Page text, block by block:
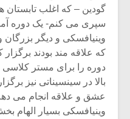
گودین – که اغلب تابستان
سپری می کنم- یک دوره
که علاقه مند بودند
دوره را برای مستر
بالا در سینسیناتی نیز
عشق و علاقه انجام می
وینیافسکی بسیار الهام
میکلوش
یادداشتی
متن فیلم
شیش و